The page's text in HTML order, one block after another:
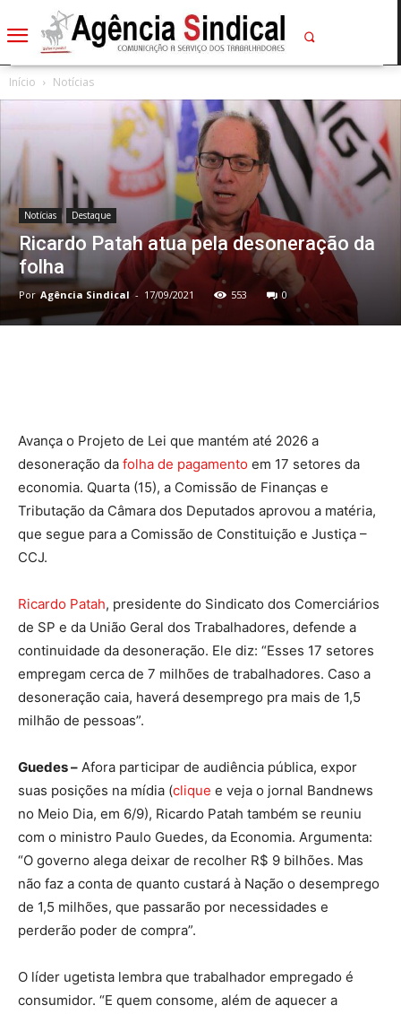
Início Notícias
Notícias Destaque
Ricardo Patah atua pela desoneração da
folha
Por Agência Sindical - 17/09/2021 553 0
Avança o Projeto de Lei que mantém até 2026 a
desoneração da folha de pagamento em 17 setores da
economia. Quarta (15), a Comissão de Finanças e
Tributação da Câmara dos Deputados aprovou a matéria,
que segue para a Comissão de Constituição e Justiça –
CCJ.
Ricardo Patah, presidente do Sindicato dos Comerciários
de SP e da União Geral dos Trabalhadores, defende a
continuidade da desoneração. Ele diz: “Esses 17 setores
empregam cerca de 7 milhões de trabalhadores. Caso a
desoneração caia, haverá desemprego pra mais de 1,5
milhão de pessoas”.
Guedes – Afora participar de audiência pública, expor
suas posições na mídia (clique e veja o jornal Bandnews
no Meio Dia, em 6/9), Ricardo Patah também se reuniu
com o ministro Paulo Guedes, da Economia. Argumenta:
“O governo alega deixar de recolher R$ 9 bilhões. Mas
não faz a conta de quanto custará à Nação o desemprego
de 1,5 milhões, que passarão por necessidades e
perderão poder de compra”.
O líder ugetista lembra que trabalhador empregado é
consumidor. “E quem consome, além de aquecer a